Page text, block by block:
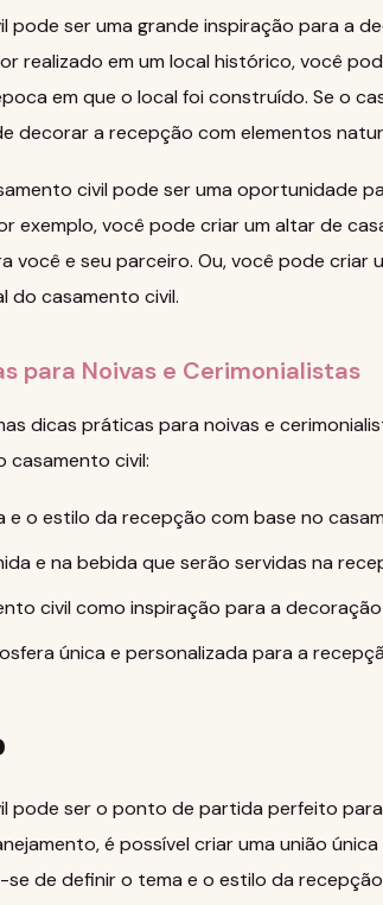
pode ser uma grande inspiração para a
realizado em um local histórico, você
em que o local foi construído. Se o
decorar a recepção com elementos
civil pode ser uma oportunidade
exemplo, você pode criar um altar de
você e seu parceiro. Ou, você pode criar
do casamento civil.
para Noivas e Cerimonialistas
dicas práticas para noivas e
casamento civil:
e o estilo da recepção com base no
e na bebida que serão servidas na
civil como inspiração para a
única e personalizada para a
pode ser o ponto de partida perfeito
é possível criar uma união
se de definir o tema e o estilo da